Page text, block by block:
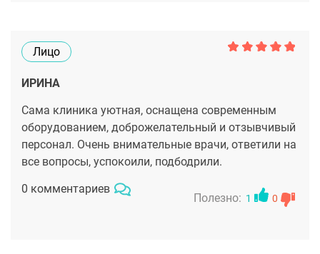
Лицо
ИРИНА
Сама клиника уютная, оснащена современным
оборудованием, доброжелательный и отзывчивый
персонал. Очень внимательные врачи, ответили на
все вопросы, успокоили, подбодрили.
0 комментариев
Полезно: 1 0